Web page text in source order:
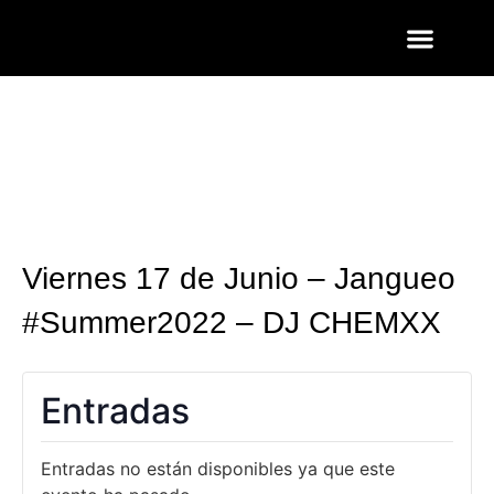
Viernes 17 de Junio – Jangueo
#Summer2022 – DJ CHEMXX
Entradas
Entradas no están disponibles ya que este